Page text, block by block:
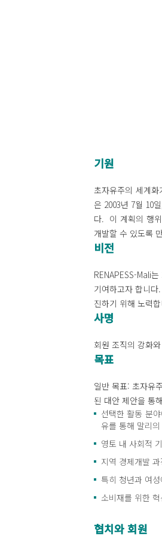
기원
초자유주의 세계
은 2003년 7월 10
다. 이 계획의 행
개발할 수 있도록
비전
RENAPESS-Mali
기여하고자 합니
진하기 위해 노력
사명
회원 조직의 강화
목표
일반 목표: 초자유
된 대안 제안을 통
선택한 활동 분
유를 통해 말리
영토 내 사회적
지역 경제개발
특히 청년과 여
소비재를 위한
협치와회원